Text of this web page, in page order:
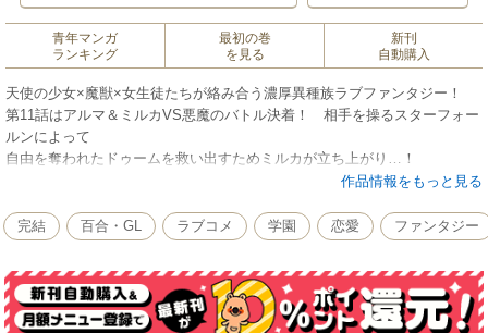
青年マンガ
ランキング
最初の巻
を見る
新刊
自動購入
天使の少女×魔獣×女生徒たちが絡み合う濃厚異種族ラブファンタジー！
第11話はアルマ＆ミルカVS悪魔のバトル決着！ 相手を操るスターフォー
ルンによって
自由を奪われたドゥームを救い出すためミルカが立ち上がり…！
作品情報をもっと見る
完結 百合・GL ラブコメ 学園 恋愛 ファンタジー